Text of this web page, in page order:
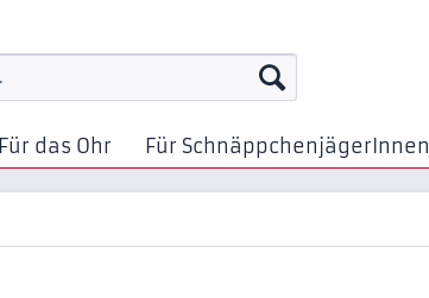
Für das Ohr Für SchnäppchenjägerInnen